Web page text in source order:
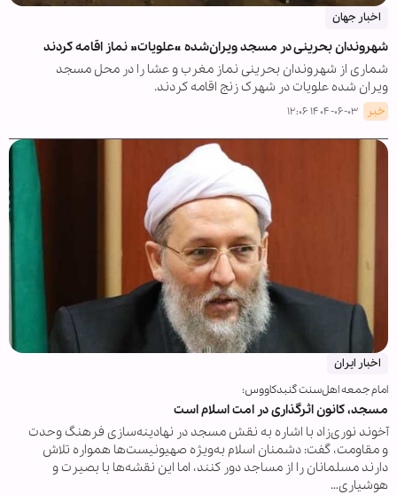
اخبار جهان
شهروندان بحرینی در مسجد ویران‌شده «علویات» نماز اقامه کردند
شماری از شهروندان بحرینی نماز مغرب و عشا را در محل مسجد
ویران شده علویات در شهرک زنج اقامه کردند.
خبر ۱۴۰۴-۰۶-۰۳ ۱۲:۰۶
اخبار ایران
امام جمعه اهل‌سنت گنبدکاووس:
مسجد، کانون اثرگذاری در امت اسلام است
آخوند نوری‌زاد با اشاره به نقش مسجد در نهادینه‌سازی فرهنگ وحدت
و مقاومت، گفت: دشمنان اسلام به‌ویژه صهیونیست‌ها همواره تلاش
دارند مسلمانان را از مساجد دور کنند، اما این نقشه‌ها با بصیرت و
هوشیاری…